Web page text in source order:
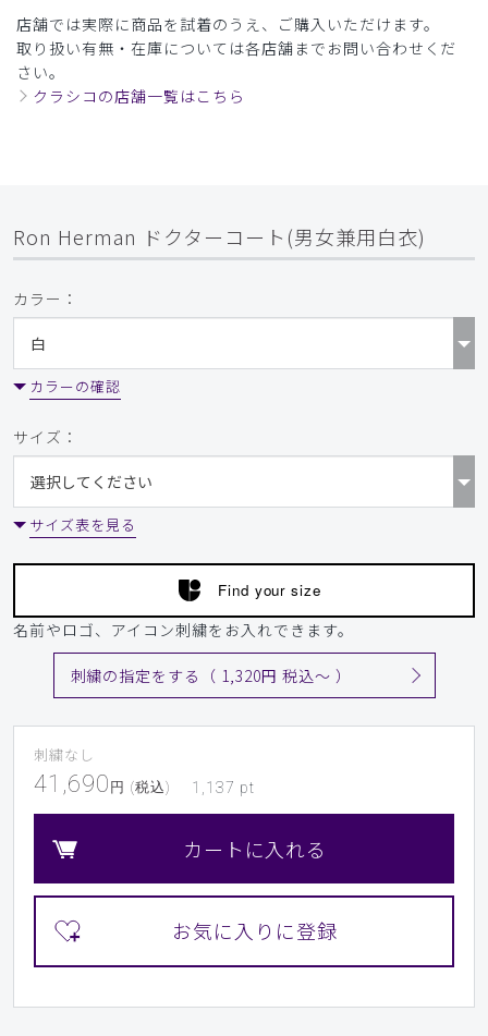
店舗では実際に商品を試着のうえ、ご購入いただけます。
取り扱い有無・在庫については各店舗までお問い合わせくだ
さい。
クラシコの店舗一覧はこちら
Ron Herman ドクターコート(男女兼用白衣)
カラー：
カラーの確認
サイズ：
サイズ表を見る
Find your size
名前やロゴ、アイコン刺繍をお入れできます。
刺繍の指定をする（ 1,320円 税込〜 ）
刺繍なし
41,690 円 (税込) 1,137 pt
カートに入れる